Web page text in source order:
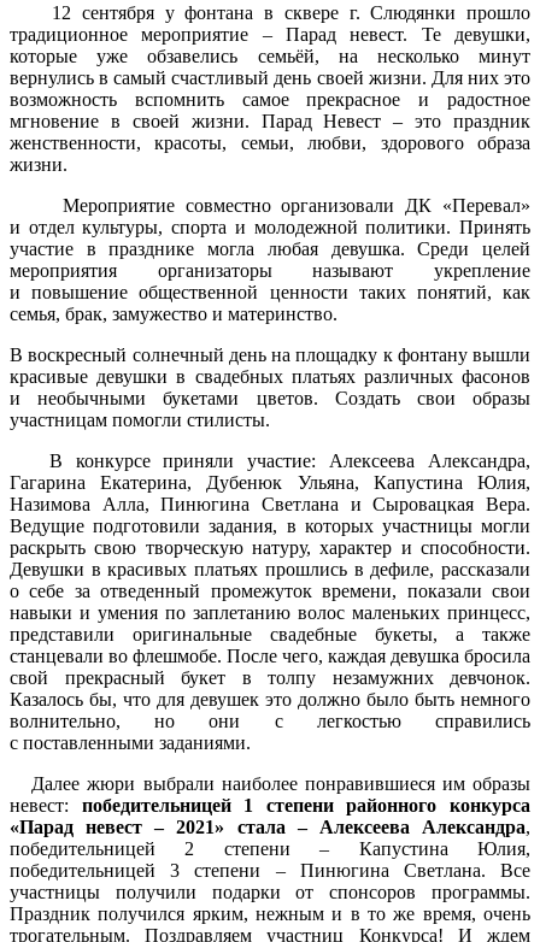
12 сентября у фонтана в сквере г. Слюдянки прошло
традиционное мероприятие – Парад невест. Те девушки,
которые уже обзавелись семьёй, на несколько минут
вернулись в самый счастливый день своей жизни. Для них это
возможность вспомнить самое прекрасное и радостное
мгновение в своей жизни. Парад Невест – это праздник
женственности, красоты, семьи, любви, здорового образа
жизни.
Мероприятие совместно организовали ДК «Перевал»
и отдел культуры, спорта и молодежной политики. Принять
участие в празднике могла любая девушка. Среди целей
мероприятия организаторы называют укрепление
и повышение общественной ценности таких понятий, как
семья, брак, замужество и материнство.
В воскресный солнечный день на площадку к фонтану вышли
красивые девушки в свадебных платьях различных фасонов
и необычными букетами цветов. Создать свои образы
участницам помогли стилисты.
В конкурсе приняли участие: Алексеева Александра,
Гагарина Екатерина, Дубенюк Ульяна, Капустина Юлия,
Назимова Алла, Пинюгина Светлана и Сыровацкая Вера.
Ведущие подготовили задания, в которых участницы могли
раскрыть свою творческую натуру, характер и способности.
Девушки в красивых платьях прошлись в дефиле, рассказали
о себе за отведенный промежуток времени, показали свои
навыки и умения по заплетанию волос маленьких принцесс,
представили оригинальные свадебные букеты, а также
станцевали во флешмобе. После чего, каждая девушка бросила
свой прекрасный букет в толпу незамужних девчонок.
Казалось бы, что для девушек это должно было быть немного
волнительно, но они с легкостью справились
с поставленными заданиями.
Далее жюри выбрали наиболее понравившиеся им образы
невест: победительницей 1 степени районного конкурса
«Парад невест – 2021» стала – Алексеева Александра,
победительницей 2 степени – Капустина Юлия,
победительницей 3 степени – Пинюгина Светлана. Все
участницы получили подарки от спонсоров программы.
Праздник получился ярким, нежным и в то же время, очень
трогательным. Поздравляем участниц Конкурса! И ждем